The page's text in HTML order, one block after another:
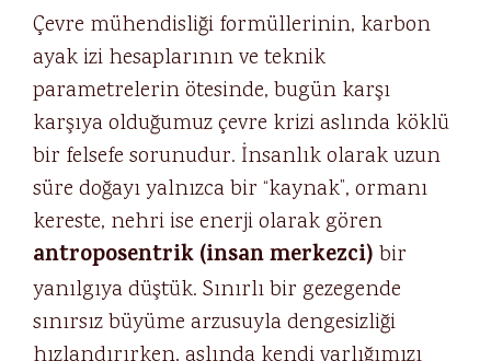
Çevre mühendisliği formüllerinin, karbon
ayak izi hesaplarının ve teknik
parametrelerin ötesinde, bugün karşı
karşıya olduğumuz çevre krizi aslında köklü
bir felsefe sorunudur. İnsanlık olarak uzun
süre doğayı yalnızca bir “kaynak”, ormanı
kereste, nehri ise enerji olarak gören
antroposentrik (insan merkezci) bir
yanılgıya düştük. Sınırlı bir gezegende
sınırsız büyüme arzusuyla dengesizliği